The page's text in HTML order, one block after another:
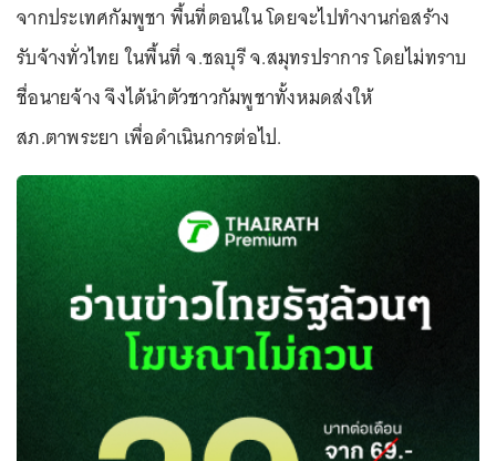
จากประเทศกัมพูชา พื้นที่ตอนใน โดยจะไปทำงานก่อสร้าง
รับจ้างทั่วไทย ในพื้นที่ จ.ชลบุรี จ.สมุทรปราการ โดยไม่ทราบ
ชื่อนายจ้าง จึงได้นำตัวชาวกัมพูชาทั้งหมดส่งให้
สภ.ตาพระยา เพื่อดำเนินการต่อไป.